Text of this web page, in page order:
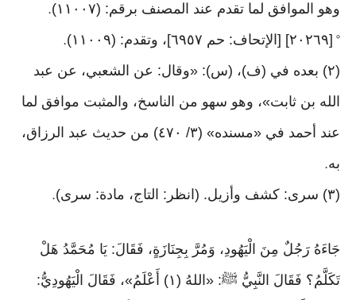
وهو الموافق لما تقدم عند المصنف برقم: (١١٠٠٧)
.
° [٢٠٢٦٩] [الإتحاف: حم ٦٩٥٧]، وتقدم: (١١٠٠٩) .
(٢) بعده في (ف)، (س): «وقال: عن الشعبي، عن عبد
الله بن ثابت»، وهو سهو من الناسخ، والمثبت موافق لما
عند أحمد في «مسنده» (٣/ ٤٧٠) من حديث عبد الرزاق،
به.
(٣) سرى: كشف وأزيل. (انظر: التاج، مادة: سرى) .
جَاءَهُ رَجُلٌ مِنَ الْيَهُودِ، وَمُرَّ بِجِنَازَةٍ، فَقَالَ: يَا مُحَمَّدُ هَلْ
تَكَلَّمُ؟ فَقَالَ النَّبِيُّ ﷺ: «اللهُ (١) أَعْلَمُ»، فَقَالَ الْيَهُودِيُّ: